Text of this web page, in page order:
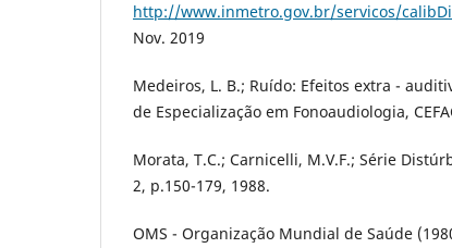
http://www.inmetro.gov.br/servicos/
Nov. 2019
Medeiros, L. B.; Ruído: Efeitos extra -
de Especialização em Fonoaudiologia,
Morata, T.C.; Carnicelli, M.V.F.; Série
2, p.150-179, 1988.
OMS - Organização Mundial de Saúde